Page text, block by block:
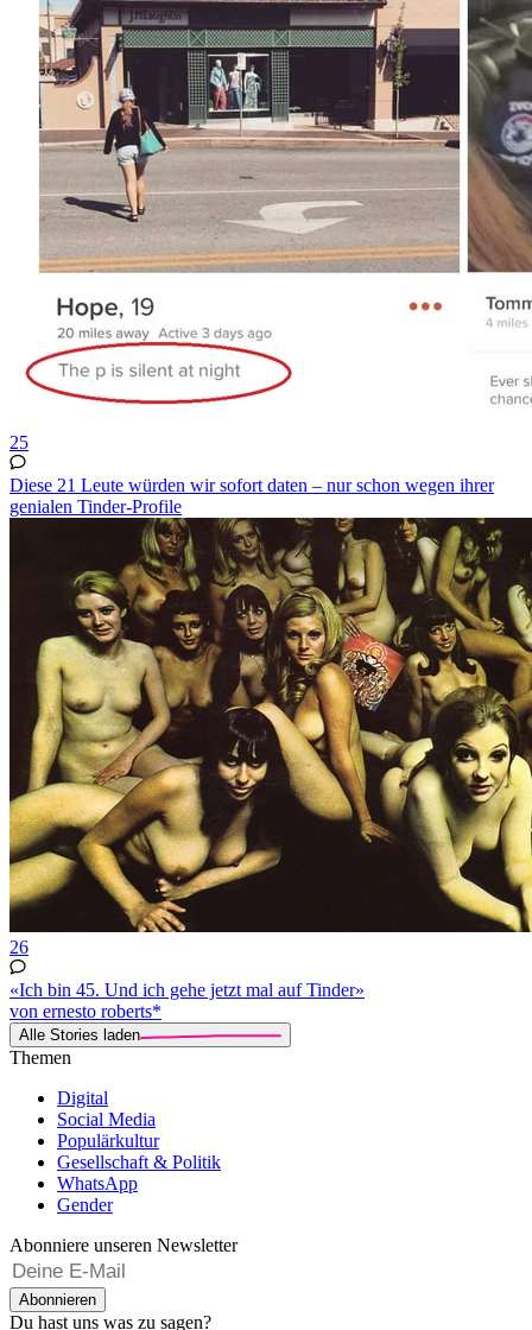
25
Diese 21 Leute würden wir sofort daten – nur schon wegen ihrer
genialen Tinder-Profile
26
«Ich bin 45. Und ich gehe jetzt mal auf Tinder»
von ernesto roberts*
Alle Stories laden
Themen
Digital
Social Media
Populärkultur
Gesellschaft & Politik
WhatsApp
Gender
Abonniere unseren Newsletter
Abonnieren
Du hast uns was zu sagen?